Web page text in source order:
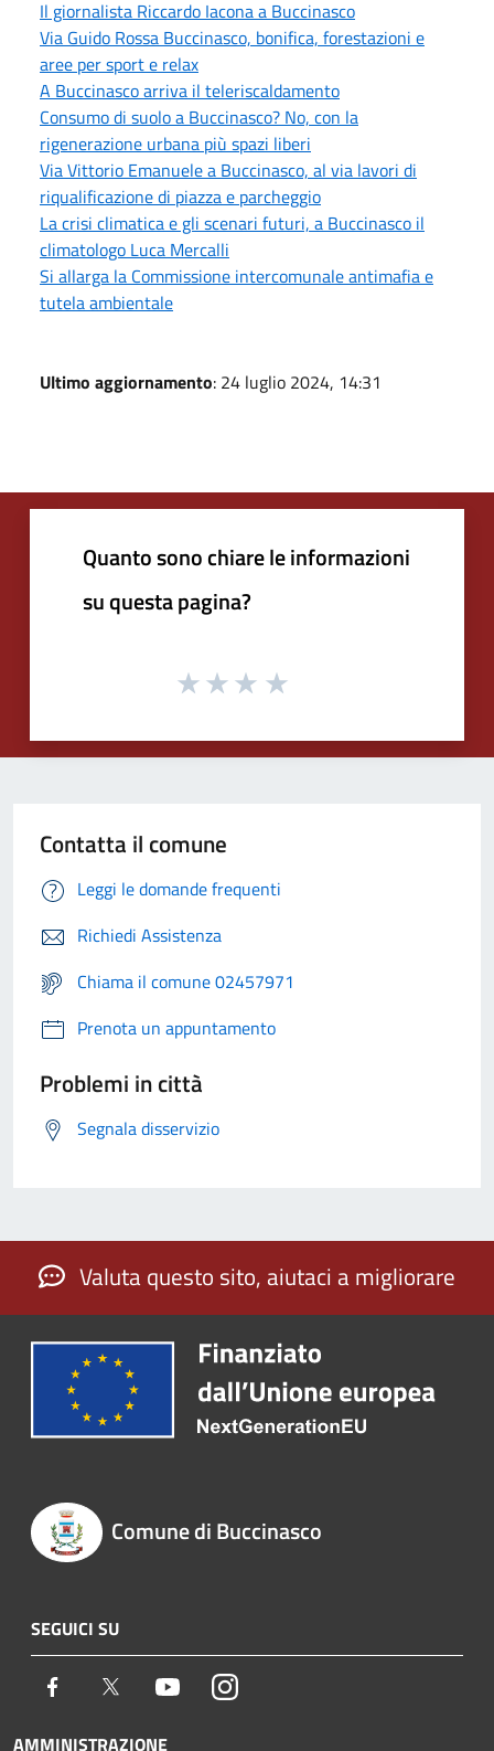
Il giornalista Riccardo Iacona a Buccinasco
Via Guido Rossa Buccinasco, bonifica, forestazioni e
aree per sport e relax
A Buccinasco arriva il teleriscaldamento
Consumo di suolo a Buccinasco? No, con la
rigenerazione urbana più spazi liberi
Via Vittorio Emanuele a Buccinasco, al via lavori di
riqualificazione di piazza e parcheggio
La crisi climatica e gli scenari futuri, a Buccinasco il
climatologo Luca Mercalli
Si allarga la Commissione intercomunale antimafia e
tutela ambientale
Ultimo aggiornamento: 24 luglio 2024, 14:31
Quanto sono chiare le informazioni
su questa pagina?
Contatta il comune
Leggi le domande frequenti
Richiedi Assistenza
Chiama il comune 02457971
Prenota un appuntamento
Problemi in città
Segnala disservizio
Valuta questo sito, aiutaci a migliorare
Comune di Buccinasco
SEGUICI SU
Facebook Twitter YoutubeInstagram
AMMINISTRAZIONE